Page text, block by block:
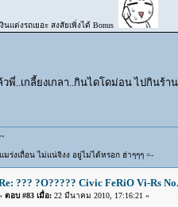
นแต่งรถเยอะ สงสัยเพิ่งได้ Bonus
พี่..เกลี้ยงเกลา..กินไดโดม่อน ไปกินร้
มร่งเถื่อน ไม่แน่จิงง อยู่ไม่ได้หรอก ฮ่าๆๆๆ =-
??? ?O????? Civic FeRiO Vi-Rs
ตอบ #83 เมื่อ:22 มีนาคม 2010, 17:16:21 »